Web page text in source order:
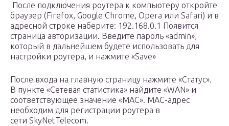
После подключения роутера к компьютеру откройте
браузер (Firefox, Google Chrome, Opera или Safari) и в
адресной строке наберите: 192.168.0.1 Появится
страница авторизации. Введите пароль «admin»,
который в дальнейшем будете использовать для
настройки роутера, и нажмите «Save»
После входа на главную страницу нажмите «Статус».
В пункте «Сетевая статистика» найдите «WAN» и
соответствующее значение «MAC». MAC-адрес
необходим для регистрации роутера в
сети SkyNetTelecom.